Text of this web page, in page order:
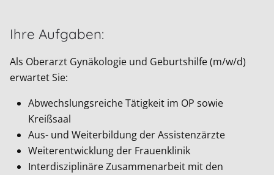
Ihre Aufgaben:
Als Oberarzt Gynäkologie und Geburtshilfe (m/w/d)
erwartet Sie:
Abwechslungsreiche Tätigkeit im OP sowie
Kreißsaal
Aus- und Weiterbildung der Assistenzärzte
Weiterentwicklung der Frauenklinik
Interdisziplinäre Zusammenarbeit mit den